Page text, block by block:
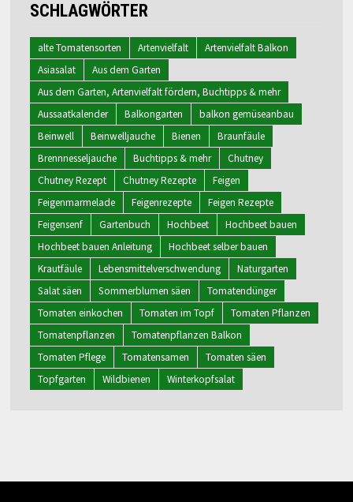
SCHLAGWÖRTER
alte Tomatensorten Artenvielfalt
Artenvielfalt Balkon
Asiasalat
Aus dem Garten
Aus dem Garten, Artenvielfalt fördern, Buchtipps & mehr
Aussaatkalender
Balkongarten
balkon gemüseanbau
Beinwell
Beinwelljauche Bienen
Braunfäule
Brennnesseljauche
Buchtipps & mehr
Chutney
Chutney Rezept
Chutney Rezepte
Feigen
Feigenmarmelade
Feigenrezepte
Feigen Rezepte
Feigensenf
Gartenbuch Hochbeet
Hochbeet bauen
Hochbeet bauen Anleitung
Hochbeet selber bauen
Krautfäule
Lebensmittelverschwendung
Naturgarten
Salat säen
Sommerblumen säen
Tomatendünger
Tomaten einkochen
Tomaten im Topf
Tomaten Pflanzen
Tomatenpflanzen
Tomatenpflanzen Balkon
Tomaten Pflege
Tomatensamen
Tomaten säen
Topfgarten
Wildbienen Winterkopfsalat